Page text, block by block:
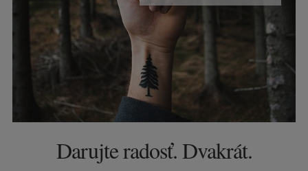
Darujte radosť. Dvakrát.